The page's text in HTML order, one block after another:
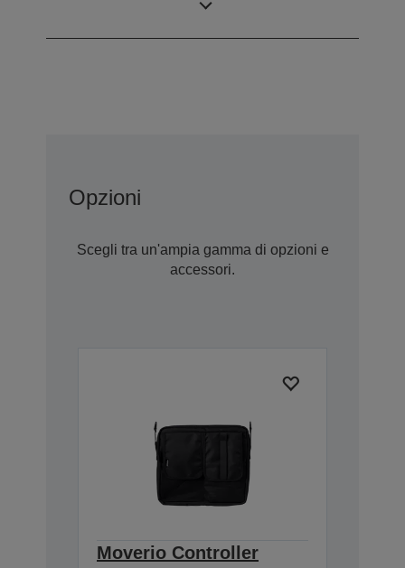
Opzioni
Scegli tra un'ampia gamma di opzioni e
accessori.
Moverio Controller